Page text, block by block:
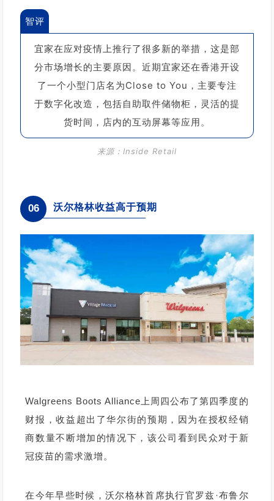
智评
宜家在应对疫情上推行了很多新的举措，这是部
分市场增长的主要原因。 近期宜家还在香港开设
了一个小型门店名为Close to You，主要专注
于数字化改造，包括自助取件储物柜，灵活的提
货时间，店内的互动屏幕等应用。
来源： Inside Retail
06 沃尔格林收益高于预期
Walgreens Boots Alliance上周四公布了第四季度的
财报，收益超出了华尔街的预期，因为在授权经销
商数量不断增加的情况下，该公司看到民众对于新
冠疫苗的需求激增。
在今年早些时候，沃尔格林首席执行官罗兹·布鲁尔